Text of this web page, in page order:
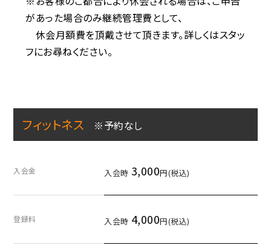
があった場合のみ継続管理費として、
休会月額費を頂戴させて頂きます。詳しくはスタッ
フにお尋ねください。
フィットネス ※予約なし
入会金 入会時 3,000円(税込)
登録料 入会時 4,000円(税込)